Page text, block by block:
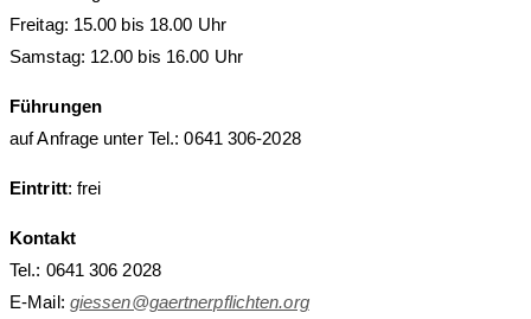
Freitag: 15.00 bis 18.00 Uhr
Samstag: 12.00 bis 16.00 Uhr
Führungen
auf Anfrage unter Tel.: 0641 306-2028
Eintritt: frei
Kontakt
Tel.: 0641 306 2028
E-Mail: giessen@gaertnerpflichten.org